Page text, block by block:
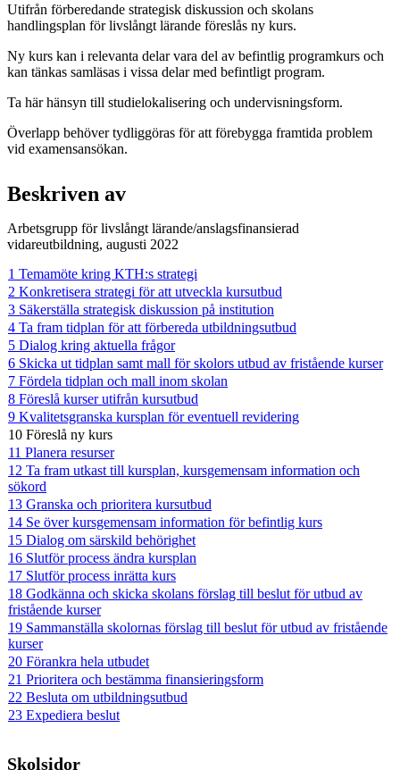
Utifrån förberedande strategisk diskussion och skolans
handlingsplan för livslångt lärande föreslås ny kurs.
Ny kurs kan i relevanta delar vara del av befintlig programkurs och
kan tänkas samläsas i vissa delar med befintligt program.
Ta här hänsyn till studielokalisering och undervisningsform.
Överlapp behöver tydliggöras för att förebygga framtida problem
vid examensansökan.
Beskriven av
Arbetsgrupp för livslångt lärande/anslagsfinansierad
vidareutbildning, augusti 2022
1 Temamöte kring KTH:s strategi
2 Konkretisera strategi för att utveckla kursutbud
3 Säkerställa strategisk diskussion på institution
4 Ta fram tidplan för att förbereda utbildningsutbud
5 Dialog kring aktuella frågor
6 Skicka ut tidplan samt mall för skolors utbud av fristående kurser
7 Fördela tidplan och mall inom skolan
8 Föreslå kurser utifrån kursutbud
9 Kvalitetsgranska kursplan för eventuell revidering
10 Föreslå ny kurs
11 Planera resurser
12 Ta fram utkast till kursplan, kursgemensam information och
sökord
13 Granska och prioritera kursutbud
14 Se över kursgemensam information för befintlig kurs
15 Dialog om särskild behörighet
16 Slutför process ändra kursplan
17 Slutför process inrätta kurs
18 Godkänna och skicka skolans förslag till beslut för utbud av
fristående kurser
19 Sammanställa skolornas förslag till beslut för utbud av fristående
kurser
20 Förankra hela utbudet
21 Prioritera och bestämma finansieringsform
22 Besluta om utbildningsutbud
23 Expediera beslut
Skolsidor